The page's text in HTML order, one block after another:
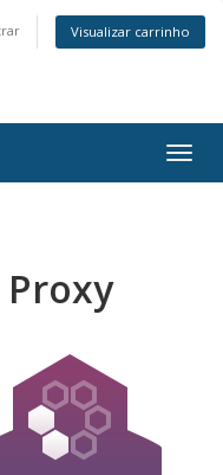
Visualizar carrinho